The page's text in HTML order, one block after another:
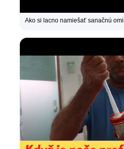
Ako si lacno namiešať sanačnú